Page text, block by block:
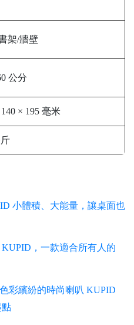
架/牆壁
公分
× 195 毫米
小體積、大能量，讓桌面也
，一款適合所有人的
彩繽紛的時尚喇叭 KUPID
點